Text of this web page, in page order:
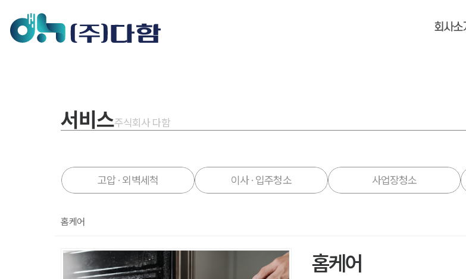
회사소
서비스주식회사 다함
고압 · 외벽세척 이사 · 입주청소 사업장청소
홈케어
홈케어